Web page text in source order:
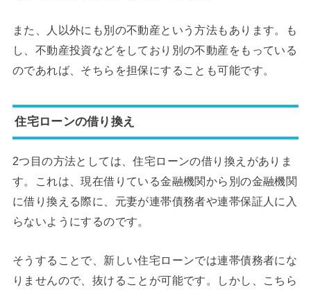
また、人以外にも別の不動産という方法もあります。も
し、不動産投資などをしており別の不動産をもっている
のであれば、そちらを担保にすることも可能です。
住宅ローンの借り換え
2つ目の方法としては、住宅ローンの借り換えがありま
す。これは、現在借りている金融機関から別の金融機関
に借り換える際に、元妻が連帯債務者や連帯保証人に入
らないようにするのです。
そうすることで、新しい住宅ローンでは連帯債務者にな
りませんので、抜けることが可能です。しかし、こちら